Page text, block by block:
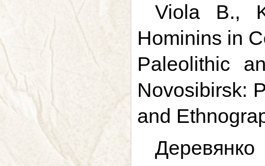
Viola B.,
Hominins in
Paleolithic
Novosibirsk:
and